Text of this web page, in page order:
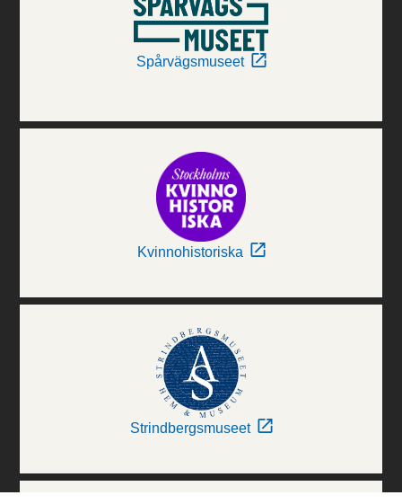
Spårvägsmuseet
Kvinnohistoriska
Strindbergsmuseet